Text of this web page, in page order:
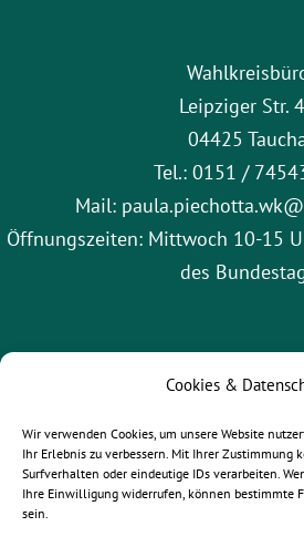
Cookies &
Wir verwenden Cookies, um unsere Website
Ihr Erlebnis zu verbessern. Mit Ihrer Zustimmung
Surfverhalten oder eindeutige IDs verarbeiten.
Ihre Einwilligung widerrufen, können bestimmte
sein.
Leipziger Str.
04425
Tel.: 0151 /
Mail:
Öffnungszeiten: Mittwoch 10-15
des